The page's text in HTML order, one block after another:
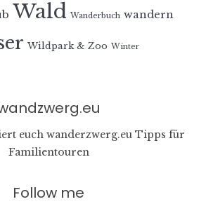
Wald Wanderbuch wandern
Wildpark & Zoo Winter
euch wanderzwerg.eu Tipps für
Familientouren
Follow me